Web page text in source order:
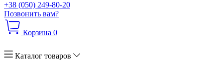
+38 (050) 249-80-20
Позвонить вам?
Корзина 0
Каталог товаров